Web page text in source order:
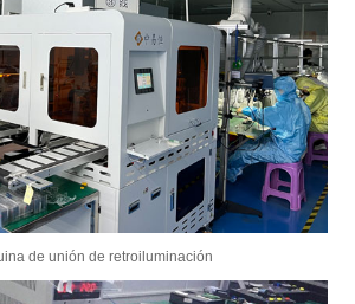
de unión de retroiluminación